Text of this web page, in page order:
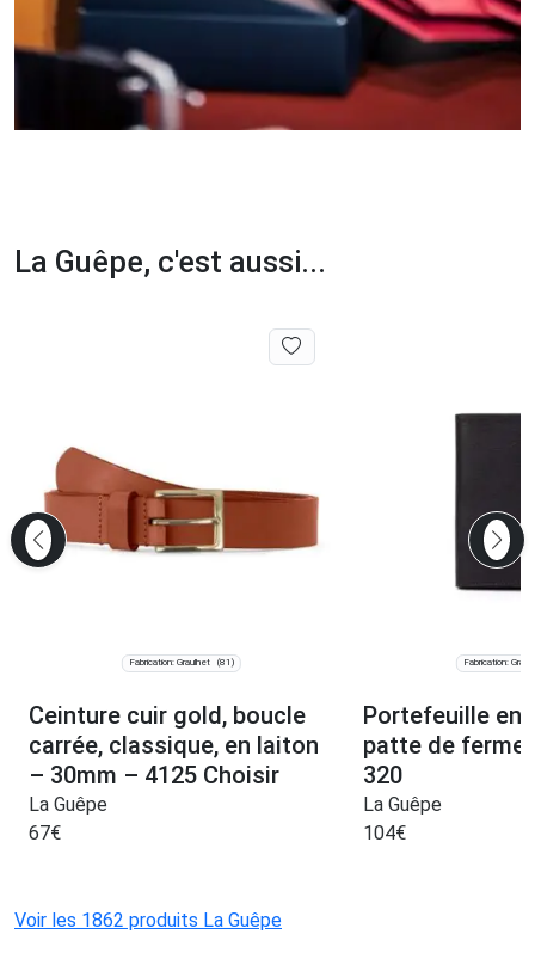
La Guêpe, c'est aussi...
Fabrication: Graulhet (81)
Ceinture cuir gold, boucle
carrée, classique, en laiton
– 30mm – 4125 Choisir
La Guêpe
67€
Fabrication:
Portefeuille en
patte de
320
La Guêpe
104€
Voir les 1862 produits La Guêpe